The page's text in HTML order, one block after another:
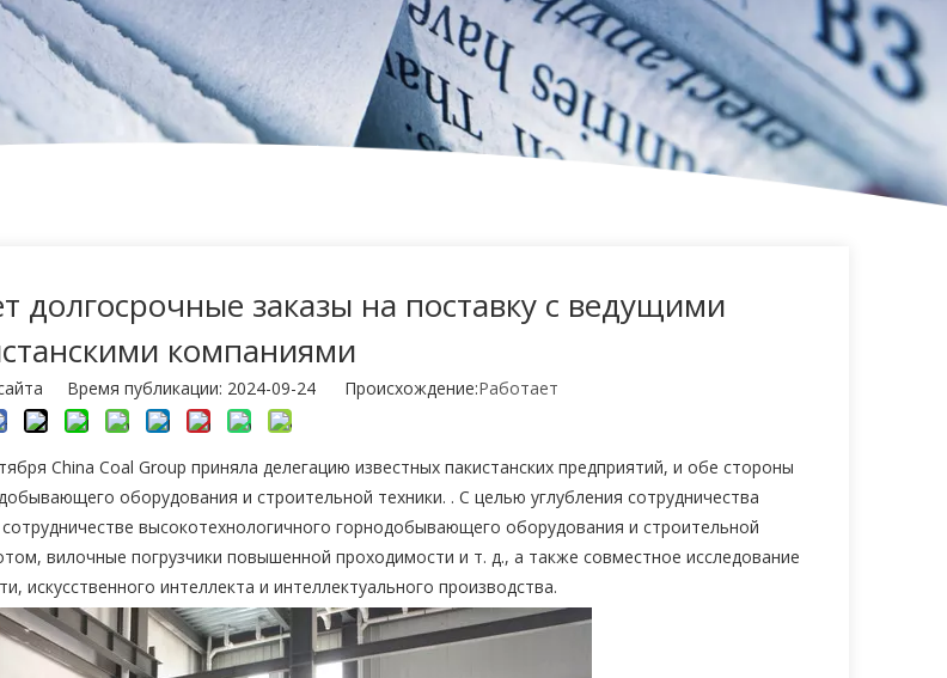
долгосрочные заказы на поставку с ведущими
компаниями
Время публикации: 2024-09-24 Происхождение:Работает
China Coal Group приняла делегацию известных пакистанских предприятий, и обе стороны
оборудования и строительной техники. . С целью углубления сотрудничества
высокотехнологичного горнодобывающего оборудования и строительной
вилочные погрузчики повышенной проходимости и т. д., а также совместное исследование
искусственного интеллекта и интеллектуального производства.